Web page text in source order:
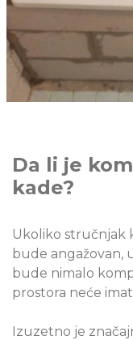
Da li je
kade?
Ukoliko stručnjak
bude angažovan,
bude nimalo
prostora neće
Izuzetno je